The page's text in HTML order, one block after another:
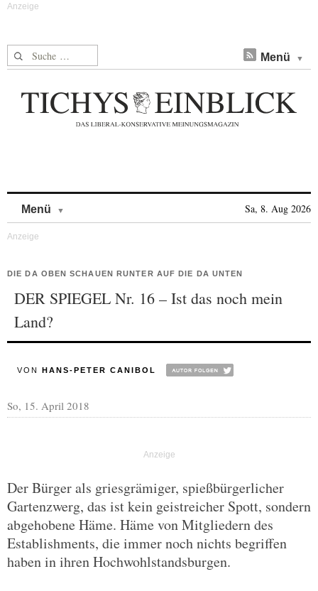
Suche nach: Menü
Menü Sa, 8. Aug 2026
DIE DA OBEN SCHAUEN RUNTER AUF DIE DA UNTEN
DER SPIEGEL Nr. 16 – Ist das noch mein
Land?
VON HANS-PETER CANIBOL
So, 15. April 2018
Der Bürger als griesgrämiger, spießbürgerlicher
Gartenzwerg, das ist kein geistreicher Spott, sondern
abgehobene Häme. Häme von Mitgliedern des
Establishments, die immer noch nichts begriffen
haben in ihren Hochwohlstandsburgen.